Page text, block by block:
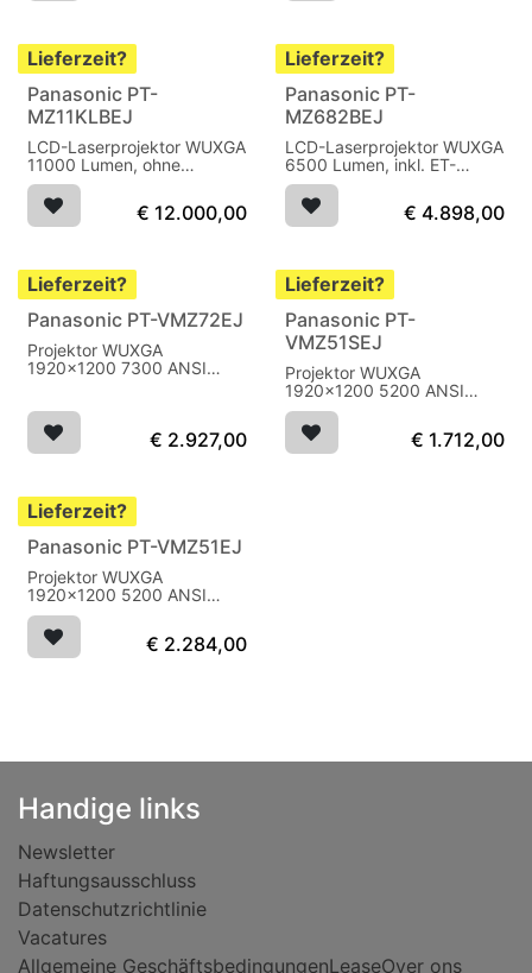
Lieferzeit?
Panasonic PT-
MZ11KLBEJ
LCD-Laserprojektor WUXGA
11000 Lumen, ohne
Objektiv, schwarz
€ 12.000,00
Lieferzeit?
Panasonic PT-
MZ682BEJ
LCD-Laserprojektor WUXGA
6500 Lumen, inkl. ET-
ELS20-Objektiv, HDBaseT,
schwarz
€ 4.898,00
Lieferzeit?
Panasonic PT-VMZ72EJ
Projektor WUXGA
1920x1200 7300 ANSI
€ 2.927,00
Lieferzeit?
Panasonic PT-
VMZ51SEJ
Projektor WUXGA
1920x1200 5200 ANSI
lumen bis 20.000 U
€ 1.712,00
Lieferzeit?
Panasonic PT-VMZ51EJ
Projektor WUXGA
1920x1200 5200 ANSI
lumen bis 20.000 U
HDBaseT
€ 2.284,00
Handige links
Newsletter
Haftungsausschluss
Datenschutzrichtlinie
Vacatures
Allgemeine GeschäftsbedingungenLeaseOver ons